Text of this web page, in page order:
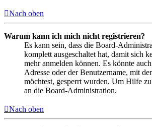
Nach oben
Warum kann ich mich nicht registrieren?
Es kann sein, dass die Board-
komplett ausgeschaltet hat, damit sich
mehr anmelden können. Es könnte
Adresse oder der Benutzername, mit
möchtest, gesperrt wurden. Um Hilfe
an die Board-Administration.
Nach oben